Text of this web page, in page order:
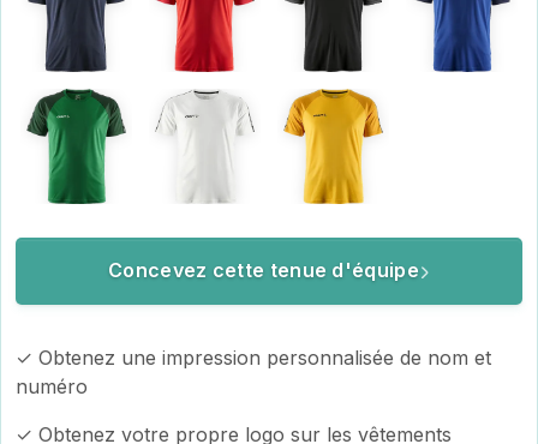
Concevez cette tenue d'équipe
✓ Obtenez une impression personnalisée de nom et
numéro
✓ Obtenez votre propre logo sur les vêtements